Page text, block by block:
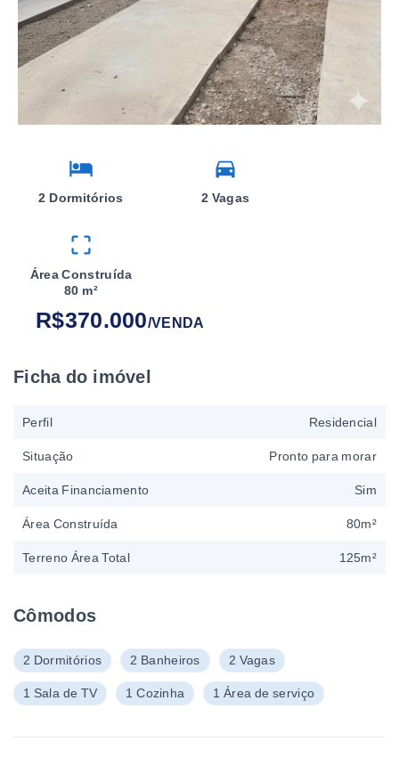
2 Dormitórios 2 Vagas
Área Construída
80 m²
R$370.000/VENDA
Cômodos
2 Dormitórios 2 Banheiros 2 Vagas
1 Sala de TV 1 Cozinha 1 Área de serviço
Ficha do imóvel
Perfil Residencial
Situação Pronto para morar
Aceita Financiamento Sim
Área Construída 80m²
Terreno Área Total 125m²